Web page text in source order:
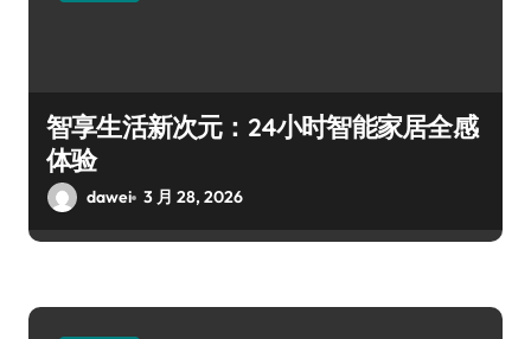
智享生活新次元：24小时智能家居全感
体验
dawei 3 月 28, 2026